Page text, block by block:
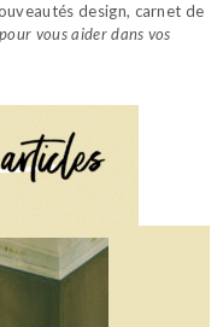
design, carnet de
vous aider dans vos